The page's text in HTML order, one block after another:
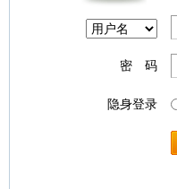
密 码
隐身登录